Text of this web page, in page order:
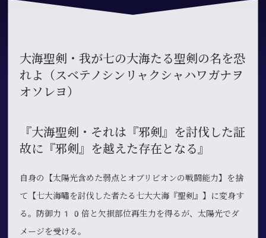
大海聖剣・我が七の大海たる聖剣の名を恐
れよ（スベテノシンリャクシャハワガナヲ
オソレヨ）
『大海聖剣・それは『邪剣』を討伐した証
故に『邪剣』を越えた存在となる』
自身の【太陽光含めた弱点とオブリビオンの戦闘能力】を捨
て【七大海嘯を討伐した者たる七大大海『聖剣』】に変身す
る。防御力10倍と欠損部位再生力を得るが、太陽光でダ
メージを受ける。